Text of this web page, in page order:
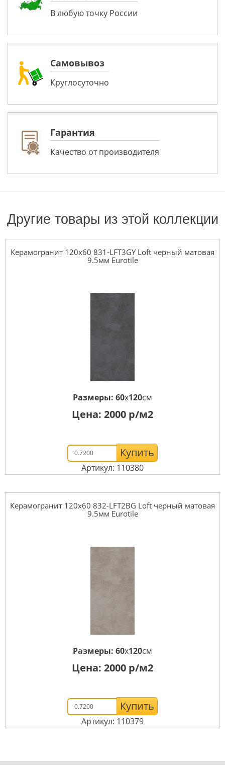
В любую точку России
Самовывоз
Круглосуточно
Гарантия
Качество от производителя
Другие товары из этой коллекции
Керамогранит 120x60 831-LFT3GY Loft черный матовая
9.5мм Eurotile
Размеры: 60x120см
Цена: 2000 р/м2
Купить
Артикул: 110380
Керамогранит 120x60 832-LFT2BG Loft черный матовая
9.5мм Eurotile
Размеры: 60x120см
Цена: 2000 р/м2
Купить
Артикул: 110379